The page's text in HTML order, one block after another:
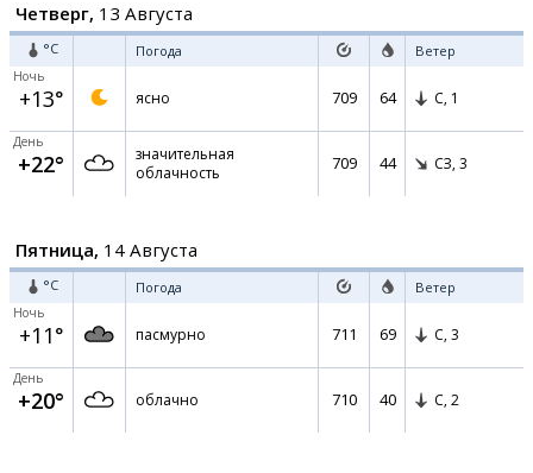
Четверг, 13 Августа
°C Погода Ветер
Ночь
+13° ясно 709 64 С, 1
День
+22°
значительная
облачность
709 44 СЗ, 3
Пятница, 14 Августа
°C Погода Ветер
Ночь
+11° пасмурно 711 69 С, 3
День
+20° облачно 710 40 С, 2